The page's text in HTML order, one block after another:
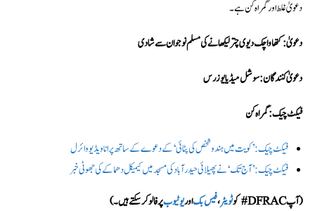
دعویٰ غلط اور گمراہ کن ہے۔
دعویٰ: کتھا واچک دیوی چترلیکھا نے کی مسلم نوجوان سے شادی
دعویٰ کنندگان: سوشل میڈیا یوزرس
فیکٹ چیک: گمراہ کن
فیکٹ چیک: ’کویت میں ہندو شخص کی پٹائی‘ کے دعوے کے ساتھ پرانا ویڈیو وائرل
فیکٹ چیک: ’آج تک‘ نے پھیلائی حیدرآباد کی مسجد میں کیمیکل دھماکے کی جھوٹی خبر
(آپ DFRAC# کو
ٹویٹر،فیس بکاوریوٹیوبپر فالو کر سکتے ہیں۔)